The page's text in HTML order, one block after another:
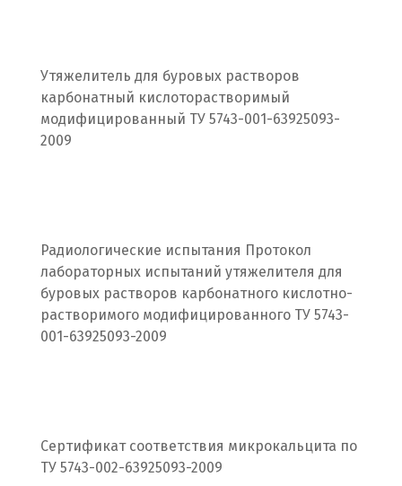
Волгоград
Волгодонск
Дегтярск
Дмитров
Е
Утяжелитель для буровых растворов
карбонатный кислоторастворимый
модифицированный ТУ 5743-001-63925093-
2009
Радиологические испытания Протокол
лабораторных испытаний утяжелителя для
буровых растворов карбонатного кислотно-
растворимого модифицированного ТУ 5743-
001-63925093-2009
Сертификат соответствия микрокальцита по
ТУ 5743-002-63925093-2009